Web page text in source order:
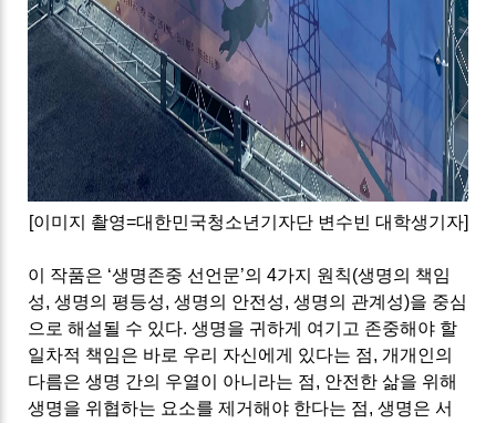
[이미지 촬영=대한민국청소년기자단 변수빈 대학생기자]
이 작품은 ‘생명존중 선언문’의4가지 원칙(생명의 책임
성,생명의 평등성,생명의 안전성,생명의 관계성)을 중심
으로 해설될 수 있다.생명을 귀하게 여기고 존중해야 할
일차적 책임은 바로 우리 자신에게 있다는 점,개개인의
다름은 생명 간의 우열이 아니라는 점, 안전한 삶을 위해
생명을 위협하는 요소를 제거해야 한다는 점,생명은 서